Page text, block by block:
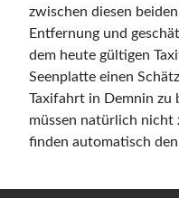
zwischen diesen
Entfernung und
dem heute gültigen
Seenplatte einen
Taxifahrt in Demnin zu
müssen natürlich nicht
finden automatisch